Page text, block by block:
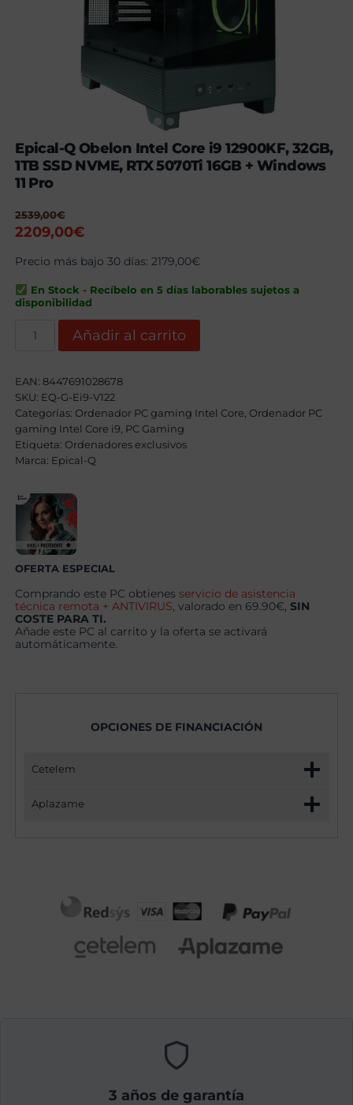
Epical-Q Obelon Intel Core i9 12900KF, 32GB,
1TB SSD NVME, RTX 5070Ti 16GB + Windows
11 Pro
2539,00€
El
original
era:
2539,00€.
2209,00€
actual
es:
2209,00€.
Precio más bajo 30 días:2179,00€
En Stock - Recíbelo en 5 días laborables sujetos a
disponibilidad
Core
i9
12900KF,
32GB,
1TB
SSD
NVME,
RTX
+
Windows
Pro
cantidad
Añadir al carrito
EAN:8447691028678
SKU: EQ-G-Ei9-V122
Categorías: Ordenador PC gaming Intel Core Ordenador PC
gaming Intel Core i9 PC Gaming
Etiqueta: Ordenadores exclusivos
Marca: Epical-Q
OFERTA ESPECIAL
Comprando este PC obtienes servicio de asistencia
técnica remota + ANTIVIRUS, valorado en 69.90€,SIN
COSTE PARA TI.
Añade este PC al carrito y la oferta se activará
automáticamente.
OPCIONES DE FINANCIACIÓN
Cetelem
Aplazame
3 años de garantía